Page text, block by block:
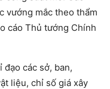
vướng mắc theo thẩm
cáo Thủ tướng Chính
các sở, ban,
liệu, chỉ số giá xây